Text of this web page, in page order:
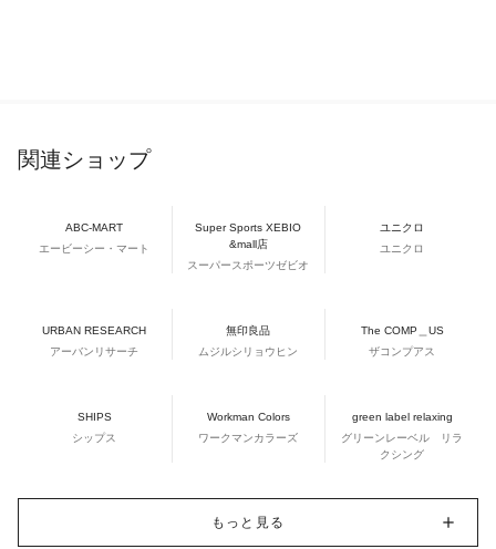
関連ショップ
ABC-MART
エービーシー・マート
Super Sports XEBIO
&mall店
スーパースポーツゼビオ
ユニクロ
ユニクロ
URBAN RESEARCH
アーバンリサーチ
無印良品
ムジルシリョウヒン
The COMP＿US
ザコンプアス
SHIPS
シップス
Workman Colors
ワークマンカラーズ
green label relaxing
グリーンレーベル リラ
クシング
もっと見る